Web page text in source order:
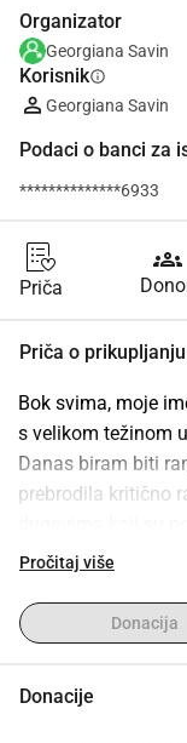
Organizator
Georgiana Savin
Korisnikinfo
Georgiana Savin
Podaci o banci za
**************6933
Priča
groups
Priča o
Bok svima, moje
s velikom težinom
Danas biram biti
prebrodila kritično
Nakon teškog
financijski pritisak
zdravlje i
godine, živimo u
Pročitaj više
Donacija
Donacije